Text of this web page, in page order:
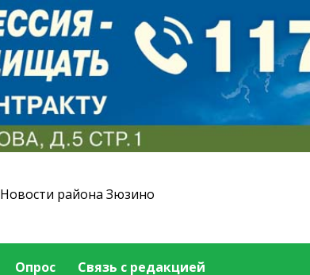
Новости района Зюзино
Опрос Связь с редакцией